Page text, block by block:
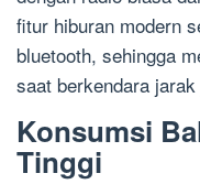
fitur hiburan modern
bluetooth, sehingga
saat berkendara
Konsumsi
Tinggi